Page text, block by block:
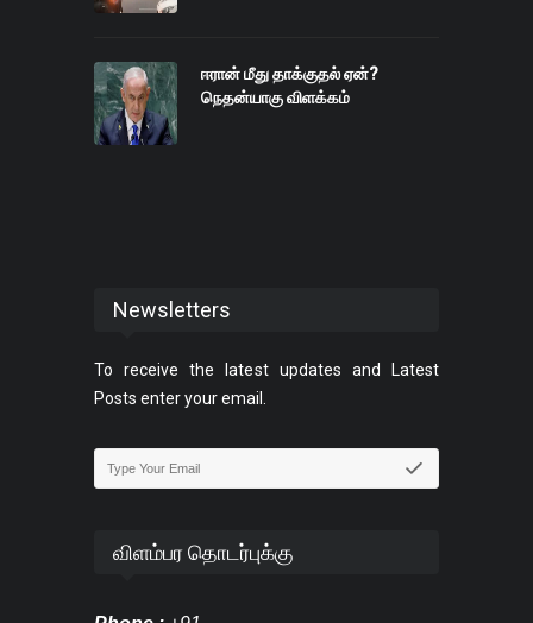
ஈரான் மீது தாக்குதல் ஏன்?
நெதன்யாகு விளக்கம்
Newsletters
To receive the latest updates and Latest
Posts enter your email.
விளம்பர தொடர்புக்கு